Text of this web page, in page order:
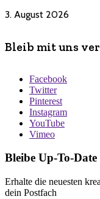
3. August 2026
Bleib mit uns
Facebook
Twitter
Pinterest
Instagram
YouTube
Vimeo
Bleibe Up-To-Date
Erhalte die neuesten
dein Postfach